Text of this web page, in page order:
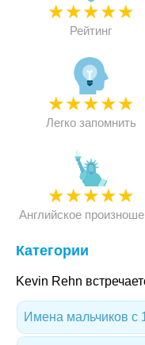
★★★★★
Рейтинг
★★★★★
Легко запомнить
★★★★★
Английское
Категории
Kevin Rehn
Имена мальчиков с